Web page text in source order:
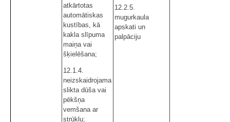
atkārtotas
automātiskas
kustības, kā
kakla slīpuma
maiņa vai
šķielēšana;
12.1.4.
neizskaidrojama
slikta dūša vai
pēkšņa
vemšana ar
strūklu;
12.2.5.
mugurkaula
apskati un
palpāciju